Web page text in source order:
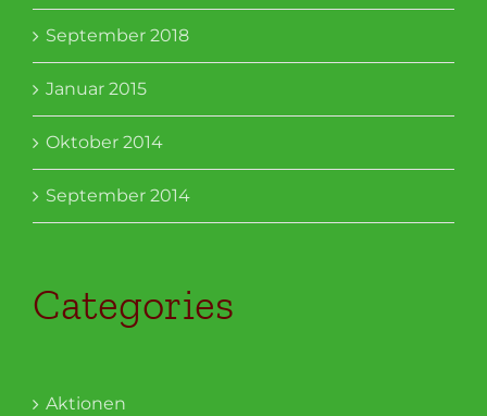
September 2018
Januar 2015
Oktober 2014
September 2014
Categories
Aktionen